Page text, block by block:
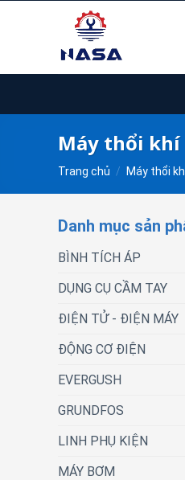
Máy thổi khí
Trang chủ / Máy thổi
Danh mục sản
BÌNH TÍCH ÁP
DỤNG CỤ CẦM TAY
ĐIỆN TỬ - ĐIỆN MÁY
ĐỘNG CƠ ĐIỆN
EVERGUSH
GRUNDFOS
LINH PHỤ KIỆN
MÁY BƠM